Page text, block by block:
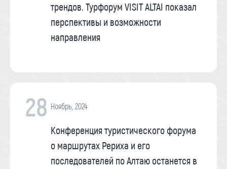
трендов. Турфорум VISIT ALTAI показал
перспективы и возможности
направления
28 Ноябрь, 2024
Конференция туристического форума
о маршрутах Рериха и его
последователей по Алтаю останется в